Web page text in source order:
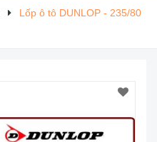
Lốp ô tô DUNLOP - 235/80